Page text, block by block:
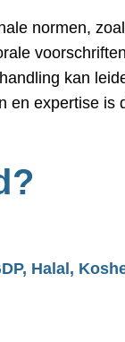
normen,
kan
en expertise is
Halal,